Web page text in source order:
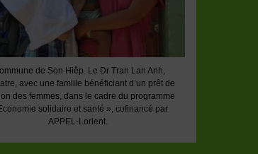
de Son Hiêp. Le Dr Tran Lan Anh,
avec une famille bénéficiant d’un prêt de
des femmes, dans le cadre du programme
solidaire et santé », cofinancé par
APPEL-Lorient.